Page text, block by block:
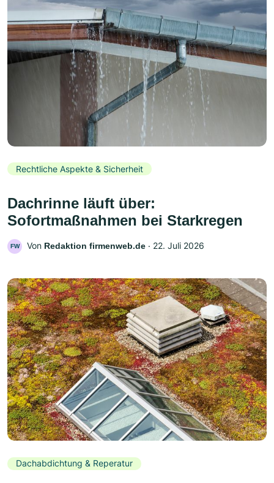
Rechtliche Aspekte & Sicherheit
Dachrinne läuft über:
Sofortmaßnahmen bei Starkregen
FW Von Redaktion firmenweb.de ‧ 22. Juli 2026
Dachabdichtung & Reperatur